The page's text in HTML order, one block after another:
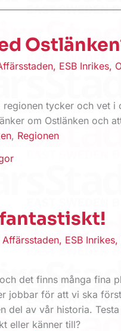
, ESB Inrikes,
tycker och vet i
om Ostlänken och
, Regionen
Affärsstaden, ESB Inrikes,
det finns många fina
jobbar för att vi ska
del av vår historia.
eller känner till?